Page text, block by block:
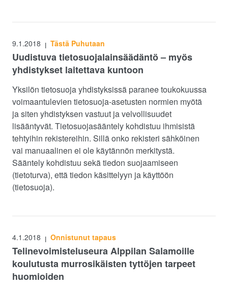
9.1.2018 | Tästä Puhutaan
Uudistuva tietosuojalainsäädäntö – myös
yhdistykset laitettava kuntoon
Yksilön tietosuoja yhdistyksissä paranee toukokuussa
voimaantulevien tietosuoja-asetusten normien myötä
ja siten yhdistyksen vastuut ja velvollisuudet
lisääntyvät. Tietosuojasääntely kohdistuu ihmisistä
tehtyihin rekistereihin. Sillä onko rekisteri sähköinen
vai manuaalinen ei ole käytännön merkitystä.
Sääntely kohdistuu sekä tiedon suojaamiseen
(tietoturva), että tiedon käsittelyyn ja käyttöön
(tietosuoja).
4.1.2018 | Onnistunut tapaus
Telinevoimisteluseura Alppilan Salamoille
koulutusta murrosikäisten tyttöjen tarpeet
huomioiden